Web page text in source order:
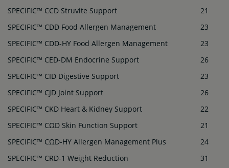
SPECIFIC™ CCD Struvite Support
21
SPECIFIC™ CDD Food Allergen Management
23
SPECIFIC™ CDD-HY Food Allergen Management
23
SPECIFIC™ CED-DM Endocrine Support
26
SPECIFIC™ CID Digestive Support
23
SPECIFIC™ CJD Joint Support
26
SPECIFIC™ CKD Heart & Kidney Support
22
SPECIFIC™ CΩD Skin Function Support
21
SPECIFIC™ CΩD-HY Allergen Management Plus
24
SPECIFIC™ CRD-1 Weight Reduction
31